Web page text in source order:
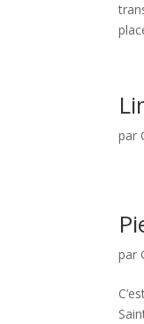
par
par